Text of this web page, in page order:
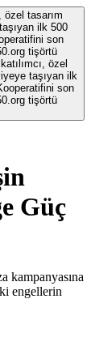
özel tasarım
ilk 500
son
tişörtü
özel
taşıyan ilk
son
tişörtü
Güç
kampanyasına
engellerin